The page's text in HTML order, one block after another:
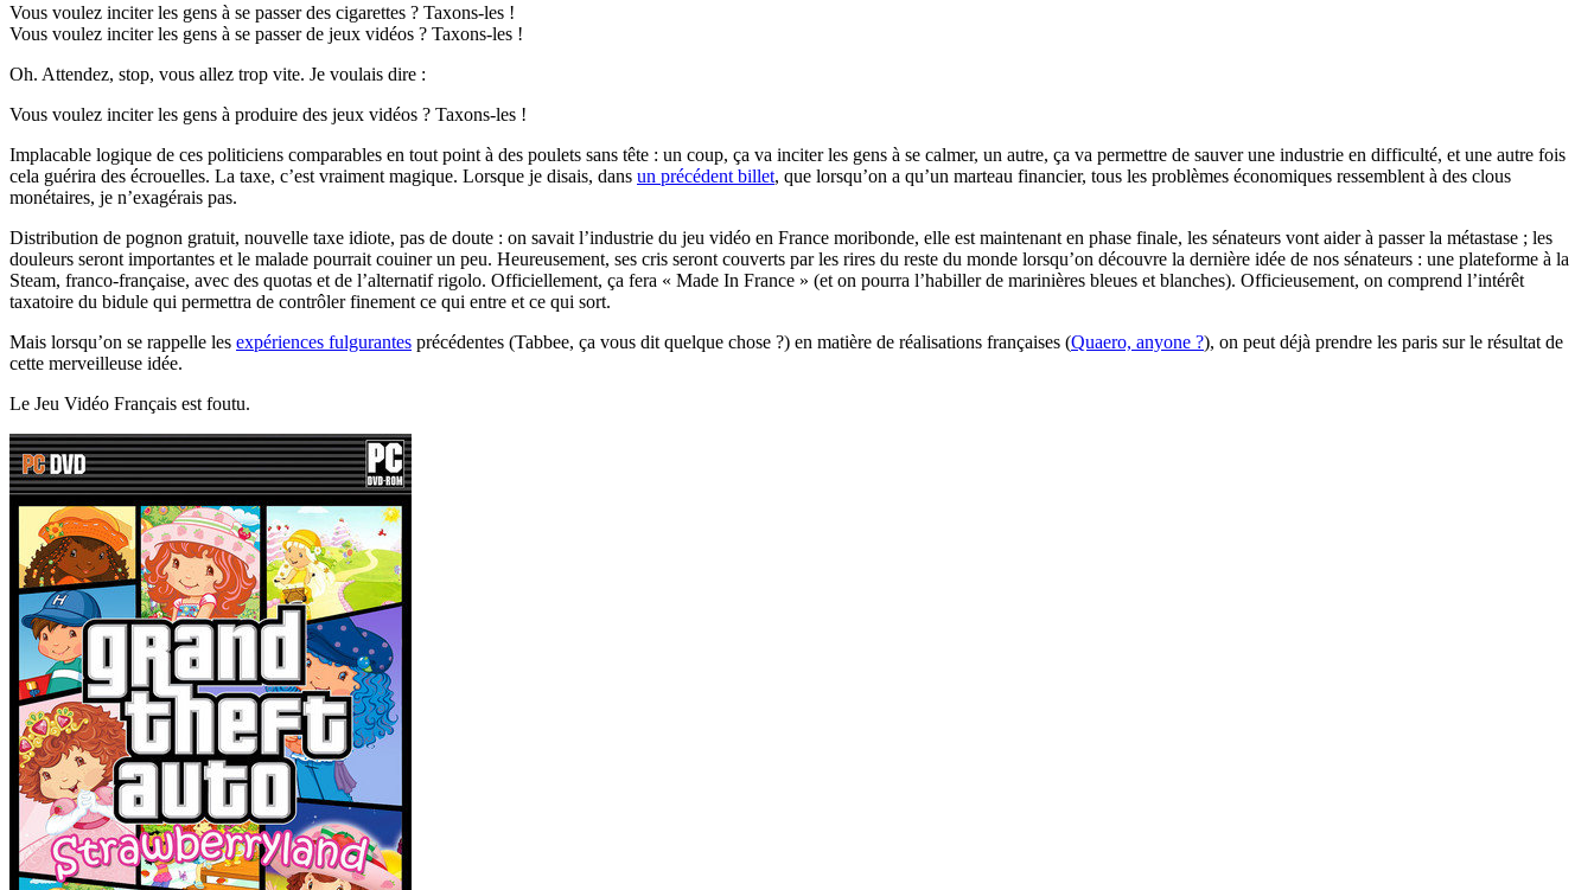
Vous voulez inciter les gens à se passer des cigarettes ? Taxons-les !
Vous voulez inciter les gens à se passer de jeux vidéos ? Taxons-les !
Oh. Attendez, stop, vous allez trop vite. Je voulais dire :
Vous voulez inciter les gens à produire des jeux vidéos ? Taxons-les !
Implacable logique de ces politiciens comparables en tout point à des poulets sans tête : un coup, ça va inciter les gens à se calmer, un autre, ça va permettre de sauver une industrie en difficulté, et une autre fois
cela guérira des écrouelles. La taxe, c’est vraiment magique. Lorsque je disais, dans un précédent billet, que lorsqu’on a qu’un marteau financier, tous les problèmes économiques ressemblent à des clous
monétaires, je n’exagérais pas.
Distribution de pognon gratuit, nouvelle taxe idiote, pas de doute : on savait l’industrie du jeu vidéo en France moribonde, elle est maintenant en phase finale, les sénateurs vont aider à passer la métastase ; les
douleurs seront importantes et le malade pourrait couiner un peu. Heureusement, ses cris seront couverts par les rires du reste du monde lorsqu’on découvre la dernière idée de nos sénateurs : une plateforme à la
Steam, franco-française, avec des quotas et de l’alternatif rigolo. Officiellement, ça fera « Made In France » (et on pourra l’habiller de marinières bleues et blanches). Officieusement, on comprend l’intérêt
taxatoire du bidule qui permettra de contrôler finement ce qui entre et ce qui sort.
Mais lorsqu’on se rappelle les expériences fulgurantes précédentes (Tabbee, ça vous dit quelque chose ?) en matière de réalisations françaises (Quaero, anyone ?), on peut déjà prendre les paris sur le résultat de
cette merveilleuse idée.
Le Jeu Vidéo Français est foutu.